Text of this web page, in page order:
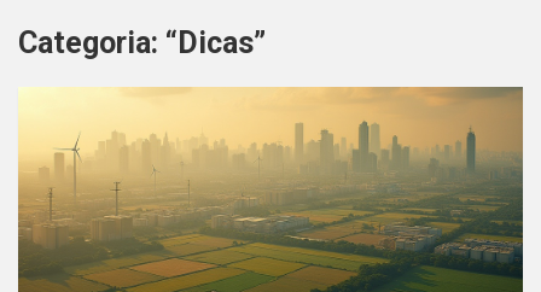
Categoria: “Dicas”